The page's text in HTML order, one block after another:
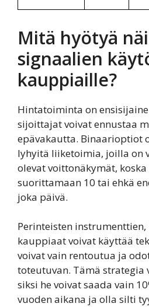
Mitä hyötyä
signaalien
kauppiaille?
Hintatoiminta on
sijoittajat voivat ennustaa
epävakautta. Binaarioptiot
lyhyitä liiketoimia, joilla on
olevat voittonäkymät,
suorittamaan 10 tai ehkä
joka päivä.
Perinteisten instrumenttien,
kauppiaat voivat käyttää
voivat vain rentoutua ja
toteutuvan. Tämä strategia
siksi he voivat saada vain
vuoden aikana ja olla silti